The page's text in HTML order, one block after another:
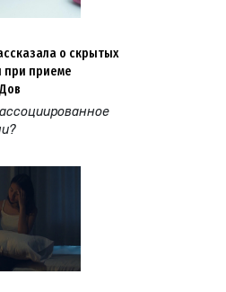
о скрытых
при приеме